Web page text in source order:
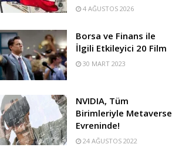
4 AĞUSTOS 2026
Borsa ve Finans ile
İlgili Etkileyici 20 Film
30 MART 2023
NVIDIA, Tüm
Birimleriyle Metaverse
Evreninde!
24 AĞUSTOS 2022